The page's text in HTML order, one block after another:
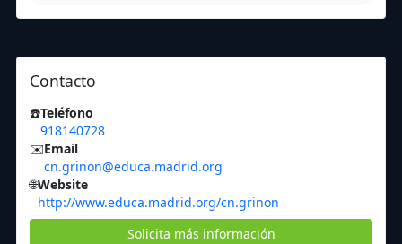
Contacto
☎️Teléfono
918140728
✉️Email
cn.grinon@educa.madrid.org
🌐Website
http://www.educa.madrid.org/cn.grinon
Solicita más información